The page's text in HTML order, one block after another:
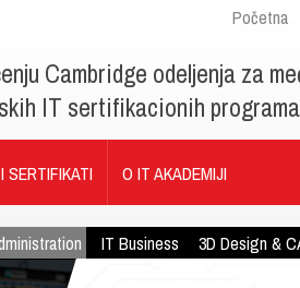
Početna
Cambridge odeljenja za
IT sertifikacionih programa
SERTIFIKATI O IT AKADEMIJI
IT Business 3D Design &